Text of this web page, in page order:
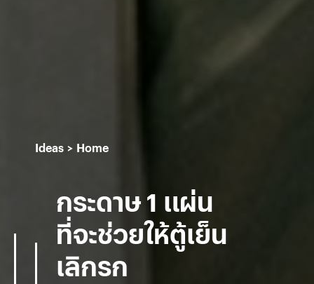
Ideas Home
กระดาษ 1 แผ่น
ที่จะช่วยให้ตู้เย็น
เลิกรก